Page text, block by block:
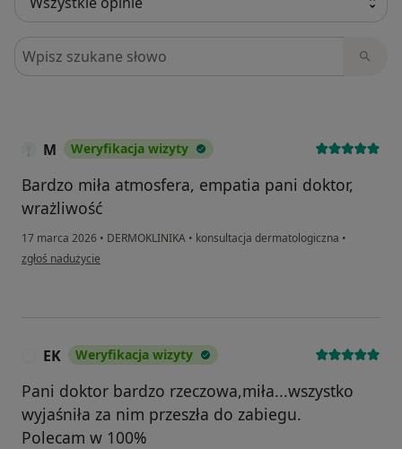
Szukaj w opiniach
M Weryfikacja wizyty
Bardzo miła atmosfera, empatia pani doktor,
wrażliwość
17 marca 2026 • DERMOKLINIKA • konsultacja dermatologiczna •
w opinii użytkownika M
zgłoś nadużycie
EK Weryfikacja wizyty
Pani doktor bardzo rzeczowa,miła...wszystko
wyjaśniła za nim przeszła do zabiegu.
Polecam w 100%